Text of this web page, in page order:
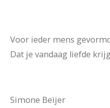
Voor ieder mens
Dat je vandaag liefde
Simone Beijer